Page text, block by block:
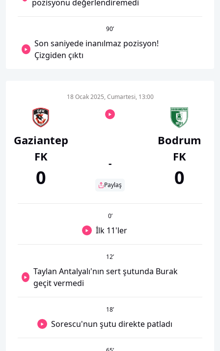
pozisyonu değerlendiremedi
90’
Son saniyede inanılmaz pozisyon!
Çizgiden çıktı
Gaziantep
FK
0
18 Ocak 2025, Cumartesi, 13:00
-
Paylaş
Bodrum
FK
0
0’
İlk 11'ler
12’
Taylan Antalyalı'nın sert şutunda Burak
geçit vermedi
18’
Sorescu'nun şutu direkte patladı